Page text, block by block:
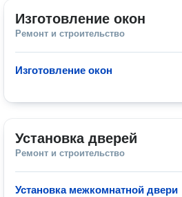
Изготовление окон
Ремонт и строительство
Изготовление окон
Установка дверей
Ремонт и строительство
Установка межкомнатной двери